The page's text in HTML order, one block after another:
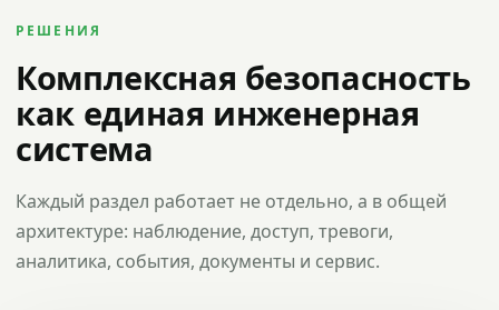
РЕШЕНИЯ
Комплексная безопасность
как единая инженерная
система
Каждый раздел работает не отдельно, а в общей
архитектуре: наблюдение, доступ, тревоги,
аналитика, события, документы и сервис.